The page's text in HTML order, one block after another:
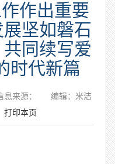
作出重要
坚如磐石
同续写爱
时代新篇
息来源：
编辑：米洁
打印本页